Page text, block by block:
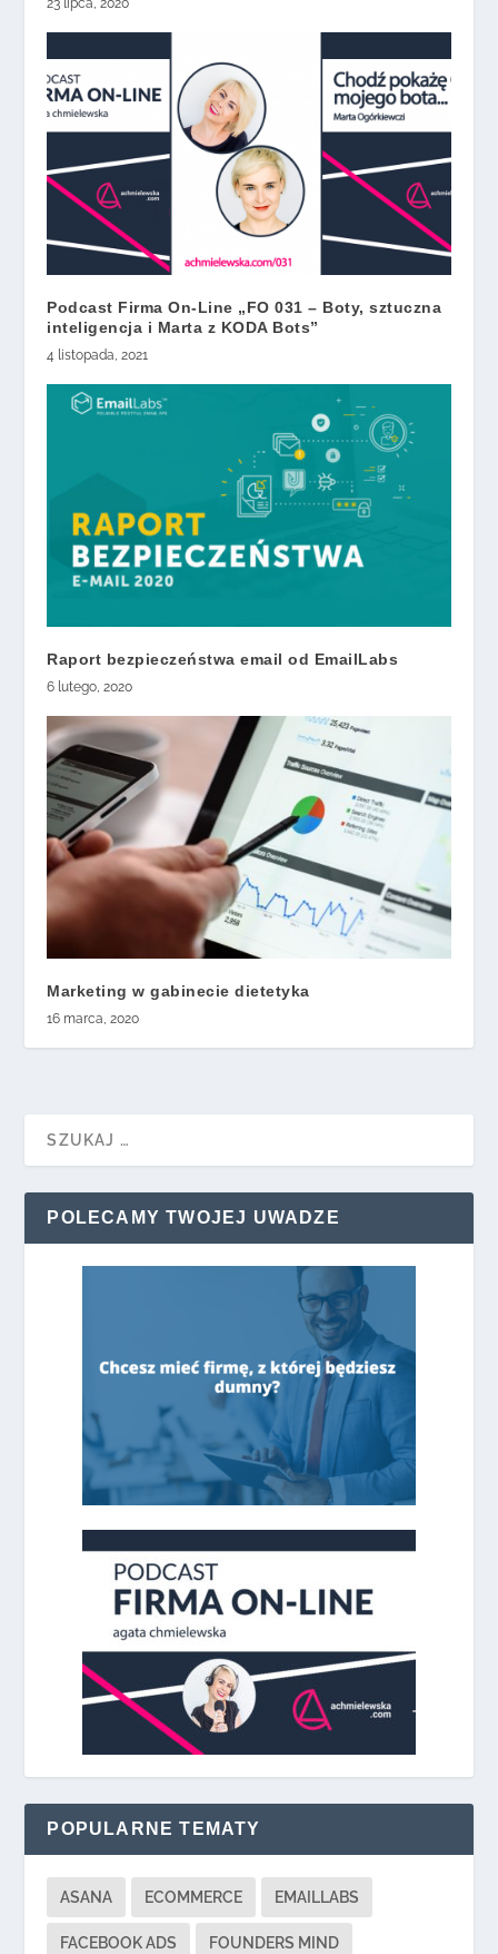
23 lipca, 2020
Podcast Firma On-Line „FO 031 – Boty, sztuczna
inteligencja i Marta z KODA Bots”
4 listopada, 2021
Raport bezpieczeństwa email od EmailLabs
6 lutego, 2020
Marketing w gabinecie dietetyka
16 marca, 2020
POLECAMY TWOJEJ UWADZE
POPULARNE TEMATY
ASANA ECOMMERCE EMAILLABS
FACEBOOK ADS FOUNDERS MIND